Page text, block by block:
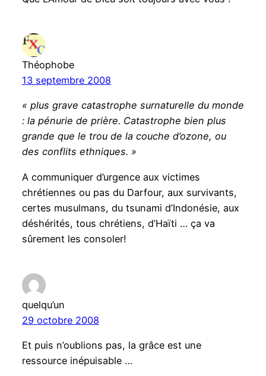
Théophobe
13 septembre 2008
« plus grave catastrophe surnaturelle du monde
: la pénurie de prière. Catastrophe bien plus
grande que le trou de la couche d’ozone, ou
des conflits ethniques. »
A communiquer d’urgence aux victimes
chrétiennes ou pas du Darfour, aux survivants,
certes musulmans, du tsunami d’Indonésie, aux
déshérités, tous chrétiens, d’Haïti … ça va
sûrement les consoler!
quelqu’un
29 octobre 2008
Et puis n’oublions pas, la grâce est une
ressource inépuisable …